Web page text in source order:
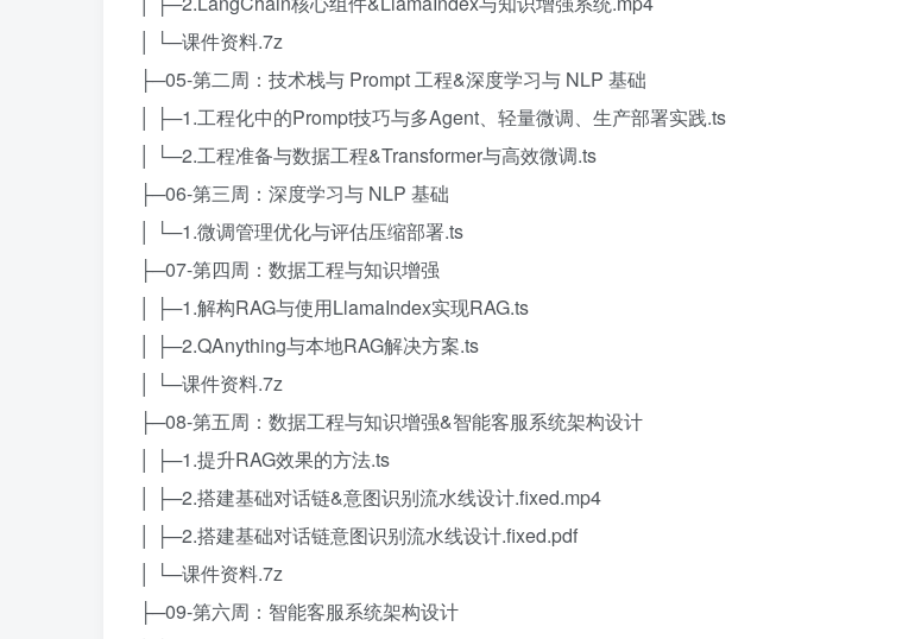
│ └─课件资料.7z
├─05-第二周：技术栈与 Prompt 工程&深度学习与 NLP 基础
│ ├─1.工程化中的Prompt技巧与多Agent、轻量微调、生产部署实践.ts
│ └─2.工程准备与数据工程&Transformer与高效微调.ts
├─06-第三周：深度学习与 NLP 基础
│ └─1.微调管理优化与评估压缩部署.ts
├─07-第四周：数据工程与知识增强
│ ├─1.解构RAG与使用LlamaIndex实现RAG.ts
│ ├─2.QAnything与本地RAG解决方案.ts
│ └─课件资料.7z
├─08-第五周：数据工程与知识增强&智能客服系统架构设计
│ ├─1.提升RAG效果的方法.ts
│ ├─2.搭建基础对话链&意图识别流水线设计.fixed.mp4
│ ├─2.搭建基础对话链意图识别流水线设计.fixed.pdf
│ └─课件资料.7z
├─09-第六周：智能客服系统架构设计